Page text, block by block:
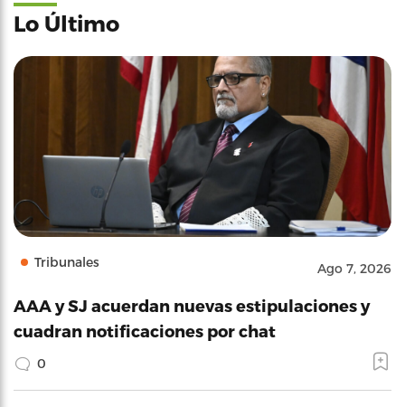
Lo Último
Tribunales Ago 7, 2026
AAA y SJ acuerdan nuevas estipulaciones y
cuadran notificaciones por chat
0